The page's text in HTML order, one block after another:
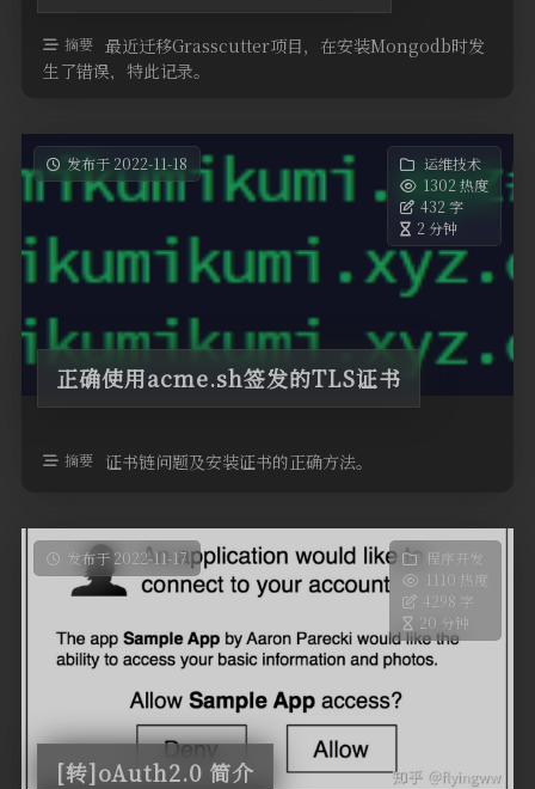
摘要 最近迁移Grasscutter项目，在安装Mongodb时发
生了错误，特此记录。
发布于 2022-11-18
运维技术
1302 热度
432 字
2 分钟
正确使用acme.sh签发的TLS证书
摘要 证书链问题及安装证书的正确方法。
发布于 2022-11-17
程序开发
1110 热度
4298 字
20 分钟
[转]oAuth2.0 简介